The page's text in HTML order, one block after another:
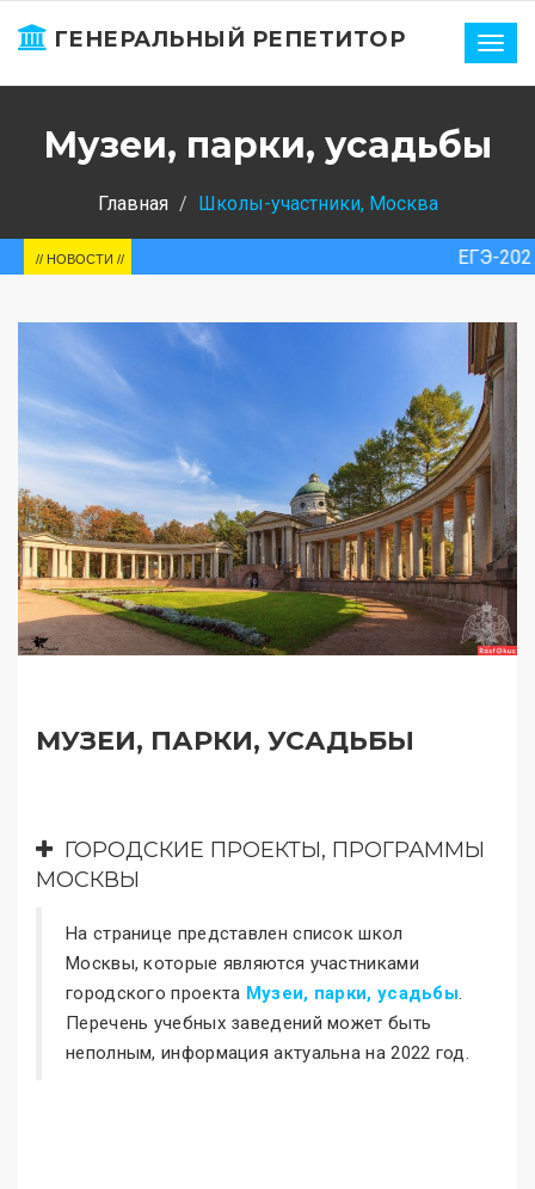
ГЕНЕРАЛЬНЫЙ РЕПЕТИТОР
Музеи, парки, усадьбы
Главная Школы-участники, Москва
ЕГЭ-2025. Россия.
// НОВОСТИ //
МУЗЕИ, ПАРКИ, УСАДЬБЫ
ГОРОДСКИЕ ПРОЕКТЫ, ПРОГРАММЫ
МОСКВЫ
На странице представлен список школ
Москвы, которые являются участниками
городского проекта Музеи, парки, усадьбы.
Перечень учебных заведений может быть
неполным, информация актуальна на 2022 год.